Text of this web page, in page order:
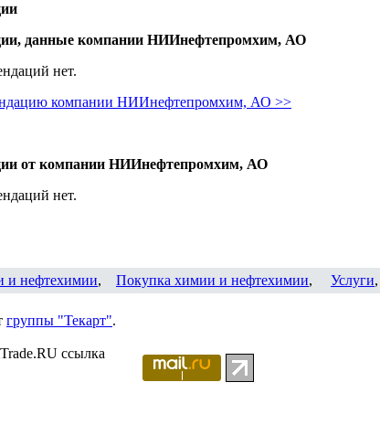
данные компании НИИнефтепромхим, АО
нет.
компании НИИнефтепромхим, АО >>
от компании НИИнефтепромхим, АО
нет.
и нефтехимии, Покупка химии и нефтехимии, Услуги
группы "Текарт".
ссылка